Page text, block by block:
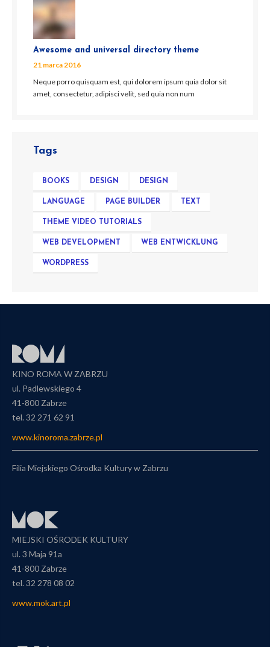
Awesome and universal directory theme
21 marca 2016
Neque porro quisquam est, qui dolorem ipsum quia dolor sit
amet, consectetur, adipisci velit, sed quia non num
Tags
BOOKS DESIGN DESIGN
LANGUAGE PAGE BUILDER TEXT
THEME VIDEO TUTORIALS
WEB DEVELOPMENT WEB ENTWICKLUNG
WORDPRESS
KINO ROMA W ZABRZU
ul. Padlewskiego 4
41-800 Zabrze
tel. 32 271 62 91
www.kinoroma.zabrze.pl
Filia Miejskiego Ośrodka Kultury w Zabrzu
MIEJSKI OŚRODEK KULTURY
ul. 3 Maja 91a
41-800 Zabrze
tel. 32 278 08 02
www.mok.art.pl